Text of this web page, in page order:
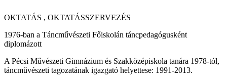
OKTATÁS , OKTATÁSSZERVEZÉS
1976-ban a Táncművészeti Főiskolán táncpedagógusként
diplomázott
A Pécsi Művészeti Gimnázium és Szakközépiskola tanára 1978-tól,
táncművészeti tagozatának igazgató helyettese: 1991-2013.